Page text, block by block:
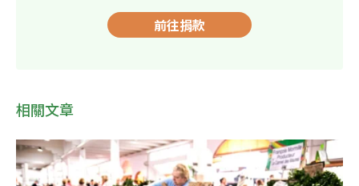
前往捐款
相關文章